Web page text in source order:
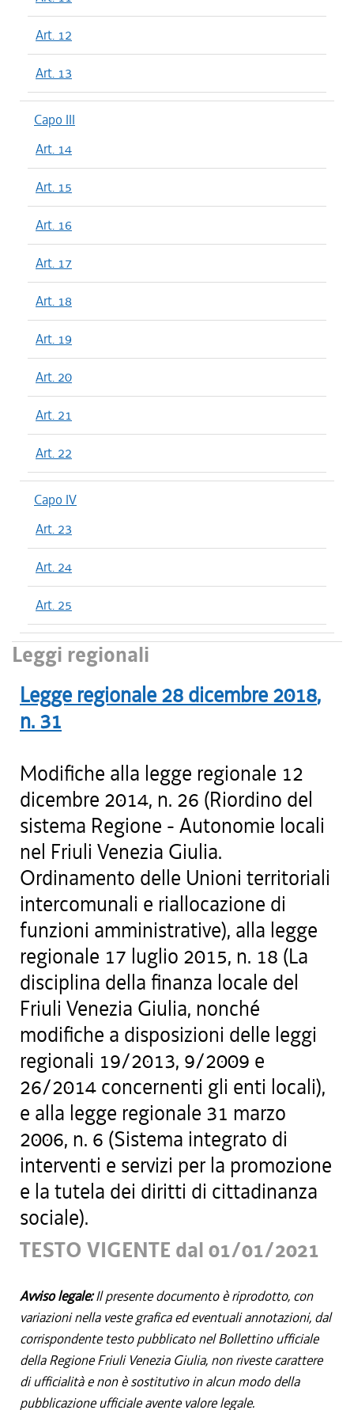
Art. 12
Art. 13
Capo III
Art. 14
Art. 15
Art. 16
Art. 17
Art. 18
Art. 19
Art. 20
Art. 21
Art. 22
Capo IV
Art. 23
Art. 24
Art. 25
Leggi regionali
Legge regionale 28 dicembre 2018,
n. 31
Modifiche alla legge regionale 12
dicembre 2014, n. 26 (Riordino del
sistema Regione - Autonomie locali
nel Friuli Venezia Giulia.
Ordinamento delle Unioni territoriali
intercomunali e riallocazione di
funzioni amministrative), alla legge
regionale 17 luglio 2015, n. 18 (La
disciplina della finanza locale del
Friuli Venezia Giulia, nonché
modifiche a disposizioni delle leggi
regionali 19/2013, 9/2009 e
26/2014 concernenti gli enti locali),
e alla legge regionale 31 marzo
2006, n. 6 (Sistema integrato di
interventi e servizi per la promozione
e la tutela dei diritti di cittadinanza
sociale).
TESTO VIGENTE dal 01/01/2021
Avviso legale:Il presente documento è riprodotto, con
variazioni nella veste grafica ed eventuali annotazioni, dal
corrispondente testo pubblicato nel Bollettino ufficiale
della Regione Friuli Venezia Giulia, non riveste carattere
di ufficialità e non è sostitutivo in alcun modo della
pubblicazione ufficiale avente valore legale.